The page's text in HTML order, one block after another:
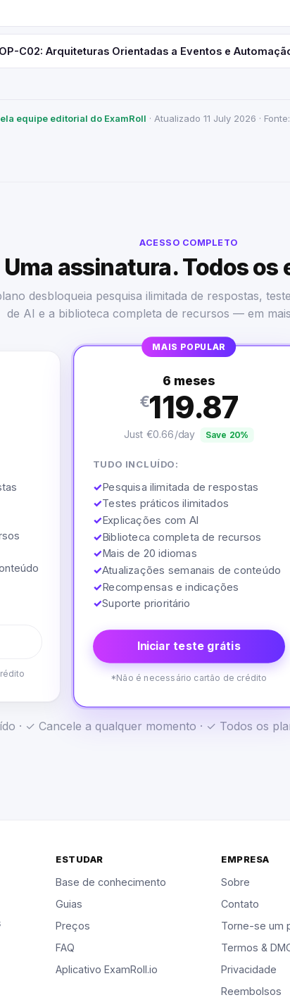
C02: Arquiteturas Orientadas a Eventos e
equipe editorial do ExamRoll · Atualizado 11 July 2026 · Fonte:
ACESSO COMPLETO
Uma assinatura. Todos os
desbloqueia pesquisa ilimitada de respostas,
de AI e a biblioteca completa de recursos — em
MAIS POPULAR
6 meses
€119.87
Just €0.66/day Save 20%
TUDO INCLUÍDO:
✓Pesquisa ilimitada de respostas
✓Testes práticos ilimitados
✓Explicações com AI
✓Biblioteca completa de recursos
✓Mais de 20 idiomas
✓Atualizações semanais de conteúdo
✓Recompensas e indicações
✓Suporte prioritário
Iniciar teste grátis
*Não é necessário cartão de crédito
· ✓ Cancele a qualquer momento · ✓ Todos os
ESTUDAR
Base de conhecimento
Guias
Preços
FAQ
Aplicativo ExamRoll.io
EMPRESA
Sobre
Contato
Torne-se um
Termos &
Privacidade
Reembolsos